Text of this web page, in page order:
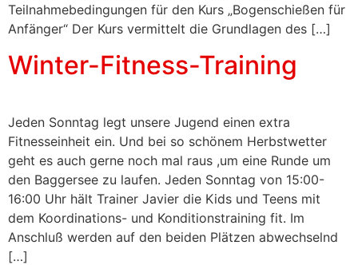
Teilnahmebedingungen für den Kurs „Bogenschießen für
Anfänger“ Der Kurs vermittelt die Grundlagen des […]
Winter-Fitness-Training
Jeden Sonntag legt unsere Jugend einen extra
Fitnesseinheit ein. Und bei so schönem Herbstwetter
geht es auch gerne noch mal raus ,um eine Runde um
den Baggersee zu laufen. Jeden Sonntag von 15:00-
16:00 Uhr hält Trainer Javier die Kids und Teens mit
dem Koordinations- und Konditionstraining fit. Im
Anschluß werden auf den beiden Plätzen abwechselnd
[…]